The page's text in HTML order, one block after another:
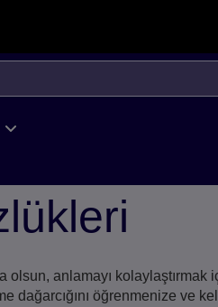
anlamayı kolaylaştırmak
dağarcığını öğrenmenize ve